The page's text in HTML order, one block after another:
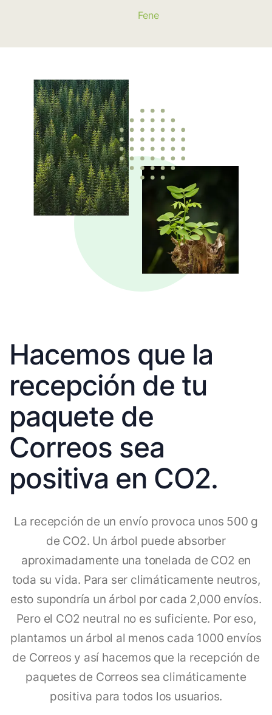
Fene
Hacemos que la
recepción de tu
paquete de
Correos sea
positiva en CO2.
La recepción de un envío provoca unos 500 g
de CO2. Un árbol puede absorber
aproximadamente una tonelada de CO2 en
toda su vida. Para ser climáticamente neutros,
esto supondría un árbol por cada 2,000 envíos.
Pero el CO2 neutral no es suficiente. Por eso,
plantamos un árbol al menos cada 1000 envíos
de Correos y así hacemos que la recepción de
paquetes de Correos sea climáticamente
positiva para todos los usuarios.